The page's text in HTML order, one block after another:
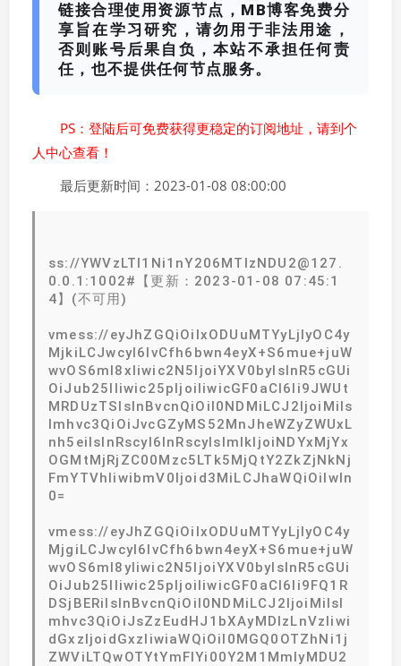
链接合理使用资源节点，MB博客免费分
享旨在学习研究，请勿用于非法用途，
否则账号后果自负，本站不承担任何责
任，也不提供任何节点服务。
PS：登陆后可免费获得更稳定的订阅地址，请到个
人中心查看！
最后更新时间：2023-01-08 08:00:00
ss://YWVzLTI1Ni1nY206MTIzNDU2@127.
0.0.1:1002#【更新：2023-01-08 07:45:1
4】(不可用)
vmess://eyJhZGQiOiIxODUuMTYyLjIyOC4y
MjkiLCJwcyI6IvCfh6bwn4eyX+S6mue+juW
wvOS6ml8xIiwic2N5IjoiYXV0byIsInR5cGUi
OiJub25lIiwic25pIjoiIiwicGF0aCI6Ii9JWUt
MRDUzTSIsInBvcnQiOiI0NDMiLCJ2IjoiMiIs
Imhvc3QiOiJvcGZyMS52MnJheWZyZWUxL
nh5eiIsInRscyI6InRscyIsImlkIjoiNDYxMjYx
OGMtMjRjZC00Mzc5LTk5MjQtY2ZkZjNkNj
FmYTVhIiwibmV0Ijoid3MiLCJhaWQiOiIwIn
0=
vmess://eyJhZGQiOiIxODUuMTYyLjIyOC4y
MjgiLCJwcyI6IvCfh6bwn4eyX+S6mue+juW
wvOS6ml8yIiwic2N5IjoiYXV0byIsInR5cGUi
OiJub25lIiwic25pIjoiIiwicGF0aCI6Ii9FQ1R
DSjBERiIsInBvcnQiOiI0NDMiLCJ2IjoiMiIsI
mhvc3QiOiJsZzEudHJ1bXAyMDIzLnVzIiwi
dGxzIjoidGxzIiwiaWQiOiI0MGQ0OTZhNi1j
ZWViLTQwOTYtYmFlYi00Y2M1MmIyMDU2